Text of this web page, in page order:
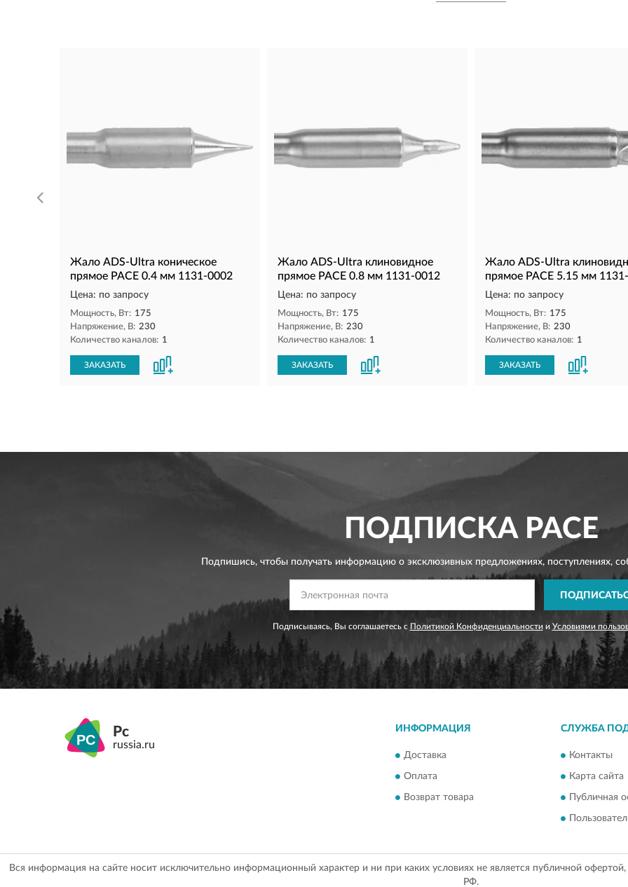
Жало ADS-Ultra коническое
прямое PACE 0.4 мм 1131-0002
Цена: по запросу
Мощность, Вт: 175
Напряжение, В: 230
Количество каналов: 1
ЗАКАЗАТЬ
Жало ADS-Ultra клиновидное
прямое PACE 0.8 мм 1131-0012
Цена: по запросу
Мощность, Вт: 175
Напряжение, В: 230
Количество каналов: 1
ЗАКАЗАТЬ
Жало ADS-Ultra
прямое PACE 5.15 мм
Цена: по запросу
Мощность, Вт: 175
Напряжение, В: 230
Количество каналов: 1
ЗАКАЗАТЬ
ПОДПИСКАPACE
Подпишись, чтобы получать информацию о эксклюзивных предложениях,поступлениях,
Подписываясь, Вы соглашаетесь с Политикой Конфиденциальности и Условиями
Pc
russia.ru
ИНФОРМАЦИЯ
Доставка
Оплата
Возврат товара
СЛУЖБА
Контакты
Карта сайта
Публичная
Вся информация на сайте носит исключительно информационный характер и ни при каких условиях не является публичной
РФ.